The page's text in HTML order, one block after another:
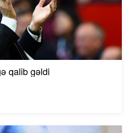
qalib gəldi